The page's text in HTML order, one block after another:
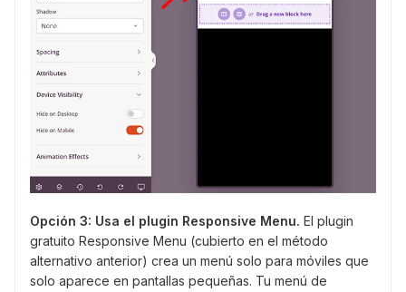
Opción 3: Usa el plugin Responsive Menu. El plugin
gratuito Responsive Menu (cubierto en el método
alternativo anterior) crea un menú solo para móviles que
solo aparece en pantallas pequeñas. Tu menú de